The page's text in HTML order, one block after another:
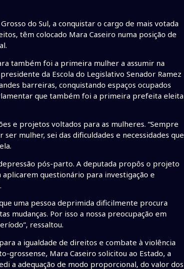
do Sul, a conquistar o cargo de mais votada
têm colocado Mara Caseiro numa posição de
também foi a primeira mulher a assumir na
da Escola do Legislativo Senador Ramez
barreiras, conquistando espaços ocupados
que também foi a primeira prefeita eleita
e projetos voltados para as mulheres. “Sempre
mulher, sei das dificuldades e necessidades que
pós-parto. A deputada propôs o projeto
questionário para investigação e
uma pessoa deprimida dificilmente procura
mudanças. Por isso a nossa preocupação em
ressaltou.
a igualdade de direitos e combate à violência
Mara Caseiro solicitou ao Estado, a
a adequação de modo proporcional, do valor dos